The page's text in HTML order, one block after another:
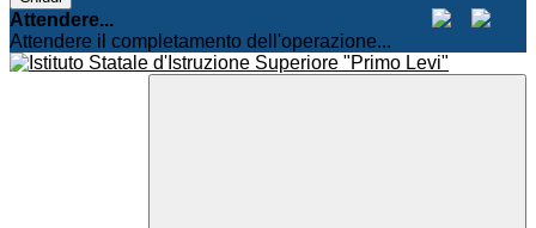
Attendere...
Attendere il completamento dell'operazione...